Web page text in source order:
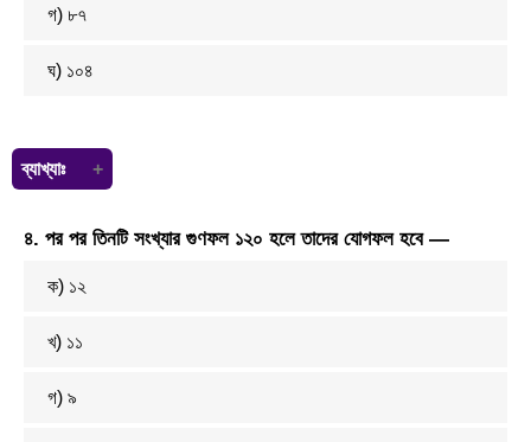
গ) ৮৭
ঘ) ১০৪
ব্যাখ্যাঃ
ল.সা.গু = ২×২×২×৩×৩×২ = ১৪৪
নির্ণয় সংখ্যাটি = ১৪৪ – ৩ = ১৪১
৪. পর পর তিনটি সংখ্যার গুণফল ১২০ হলে তাদের যোগফল হবে —
ক) ১২
খ) ১১
গ) ৯